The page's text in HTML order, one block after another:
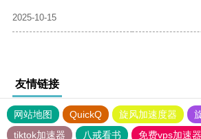
2025-10-15
友情链接
网站地图 QuickQ 旋风加速度器
tiktok加速器
八戒看书 免费vps加速